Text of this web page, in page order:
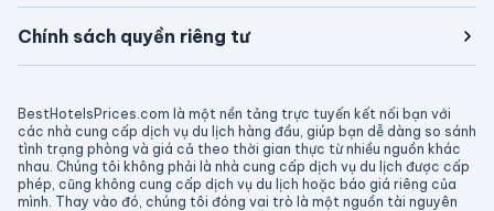
Chính sách quyền riêng tư
BestHotelsPrices.com là một nền tảng trực tuyến kết nối bạn với
các nhà cung cấp dịch vụ du lịch hàng đầu, giúp bạn dễ dàng so sánh
tình trạng phòng và giá cả theo thời gian thực từ nhiều nguồn khác
nhau. Chúng tôi không phải là nhà cung cấp dịch vụ du lịch được cấp
phép, cũng không cung cấp dịch vụ du lịch hoặc báo giá riêng của
mình. Thay vào đó, chúng tôi đóng vai trò là một nguồn tài nguyên